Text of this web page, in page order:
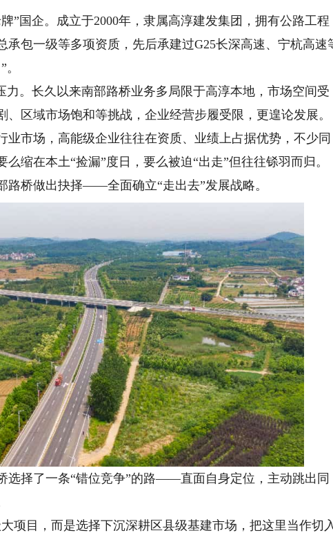
国企。成立于2000年，隶属高淳建发集团，拥有公路工程
承包一级等多项资质，先后承建过G25长深高速、宁杭高速
。长久以来南部路桥业务多局限于高淳本地，市场空间受
区域市场饱和等挑战，企业经营步履受限，更遑论发展。
市场，高能级企业往往在资质、业绩上占据优势，不少同
缩在本土“捡漏”度日，要么被迫“出走”但往往铩羽而归。
桥做出抉择——全面确立“走出去”发展战略。
择了一条“错位竞争”的路——直面自身定位，主动跳出同
目，而是选择下沉深耕区县级基建市场，把这里当作切